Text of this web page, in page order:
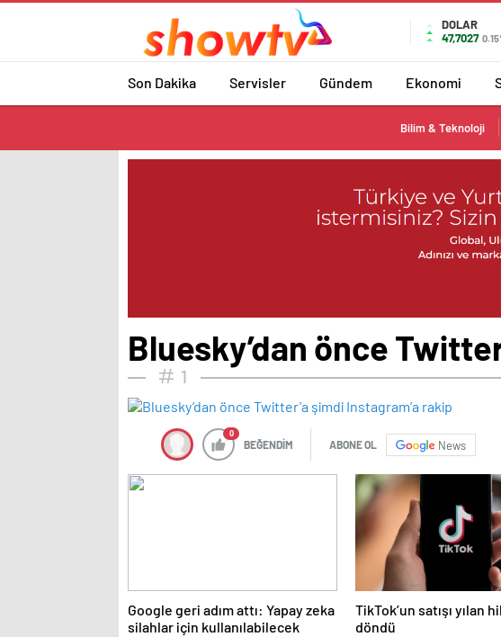
DOLAR
47,7027
Son Dakika Servisler Gündem Ekonomi
Bilim & Teknoloji
Bluesky’dan önce
1
0
BEĞENDİM ABONE OL News
Google geri adım attı: Yapay zeka
silahlar için kullanılabilecek
TikTok’un satışı yılan
döndü